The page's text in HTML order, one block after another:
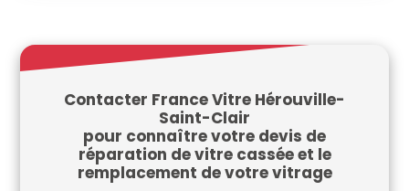
Contacter France Vitre Hérouville-
Saint-Clair
pour connaître votre devis de
réparation de vitre cassée et le
remplacement de votre vitrage